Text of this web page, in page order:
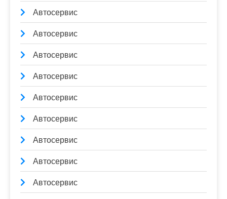
Автосервис
Автосервис
Автосервис
Автосервис
Автосервис
Автосервис
Автосервис
Автосервис
Автосервис